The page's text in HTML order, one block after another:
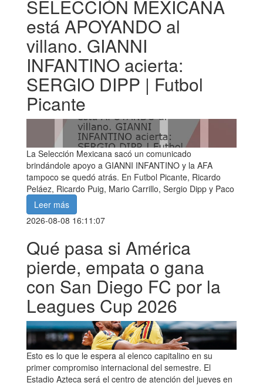
SELECCIÓN MEXICANA
está APOYANDO al
villano. GIANNI
INFANTINO acierta:
SERGIO DIPP | Futbol
Picante
La Selección Mexicana sacó un comunicado
brindándole apoyo a GIANNI INFANTINO y la AFA
tampoco se quedó atrás. En Futbol Picante, Ricardo
Peláez, Ricardo Puig, Mario Carrillo, Sergio Dipp y Paco
Leer más
2026-08-08 16:11:07
Qué pasa si América
pierde, empata o gana
con San Diego FC por la
Leagues Cup 2026
Esto es lo que le espera al elenco capitalino en su
primer compromiso internacional del semestre. El
Estadio Azteca será el centro de atención del jueves en